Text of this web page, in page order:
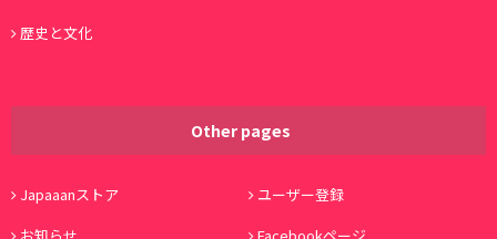
歴史と文化
Other pages
Japaaanストア
ユーザー登録